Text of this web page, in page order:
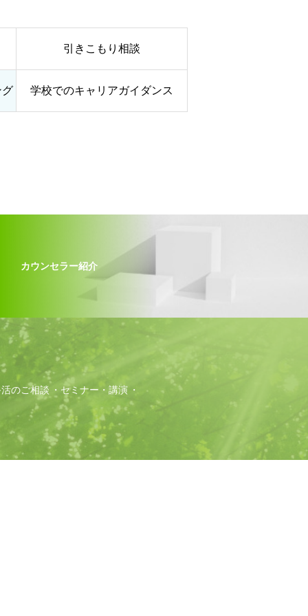
引きこもり相談
グ 学校でのキャリアガイダンス
カウンセラー紹介
のご相談 セミナー・講演